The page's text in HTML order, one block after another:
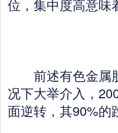
位，集中度高意味
前述有色金属股
况下大举介入，
面逆转，其90%的